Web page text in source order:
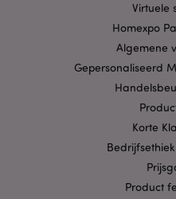
Virtuele
Homexpo
Algemene
Gepersonaliseerd
Korte
Product
Strikt noodzakelijke
kernfunctionaliteit van
gebruikersaanmelding
strikt noodzakelijke
goed gebruikt worden.
CookieScriptConsent